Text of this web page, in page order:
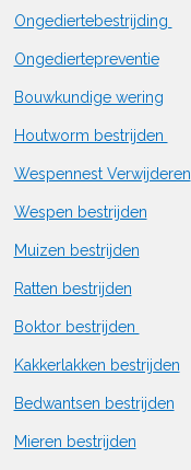
Ongediertebestrijding
Ongediertepreventie
Bouwkundige wering
Houtworm bestrijden
Wespennest Verwijderen
Wespen bestrijden
Muizen bestrijden
Ratten bestrijden
Boktor bestrijden
Kakkerlakken bestrijden
Bedwantsen bestrijden
Mieren bestrijden